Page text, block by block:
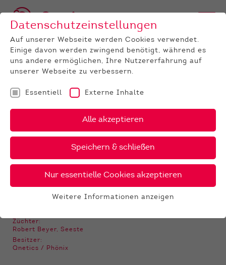
BULLEN GenomiX
ROOKIE gesext 40 €
GALERIE
Züchter:
Robert Beyer, Seeste
Besitzer:
Qnetics / Phönix
Datenschutzeinstellungen
Auf unserer Webseite werden Cookies verwendet.
Einige davon werden zwingend benötigt, während es
uns andere ermöglichen, Ihre Nutzererfahrung auf
unserer Webseite zu verbessern.
Essentiell Externe Inhalte
Alle akzeptieren
Speichern & schließen
Nur essentielle Cookies akzeptieren
Funktionen der Webseite benötigt. Dadurch ist
gewährleistet, dass die Webseite einwandfrei
funktioniert.
Weitere Informationen anzeigen